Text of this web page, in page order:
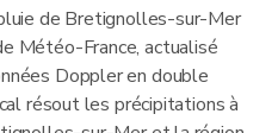
de Bretignolles-sur-Mer
Météo-France, actualisé
Doppler en double
résout les précipitations à